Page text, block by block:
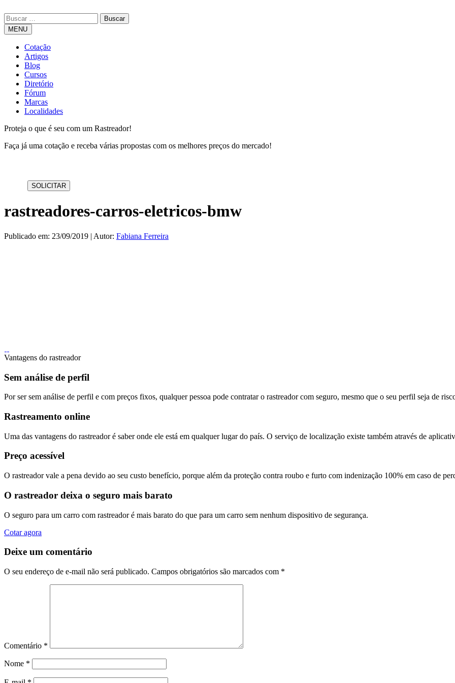
MENU
Cotação
Artigos
Blog
Cursos
Diretório
Fórum
Marcas
Localidades
Proteja o que é seu com um Rastreador!
Faça já uma cotação e receba várias propostas com os melhores preços do mercado!
rastreadores-carros-eletricos-bmw
Publicado em: 23/09/2019 | Autor: Fabiana Ferreira
Vantagens do rastreador
Sem análise de perfil
Por ser sem análise de perfil e com preços fixos, qualquer pessoa pode contratar o rastreador com seguro, mesmo que o seu perfil seja de
Rastreamento online
Uma das vantagens do rastreador é saber onde ele está em qualquer lugar do país. O serviço de localização existe também através de
Preço acessível
O rastreador vale a pena devido ao seu custo benefício, porque além da proteção contra roubo e furto com indenização 100% em caso de
O rastreador deixa o seguro mais barato
O seguro para um carro com rastreador é mais barato do que para um carro sem nenhum dispositivo de segurança.
Cotar agora
Deixe um comentário
O seu endereço de e-mail não será publicado. Campos obrigatórios são marcados com *
Comentário *
Nome *